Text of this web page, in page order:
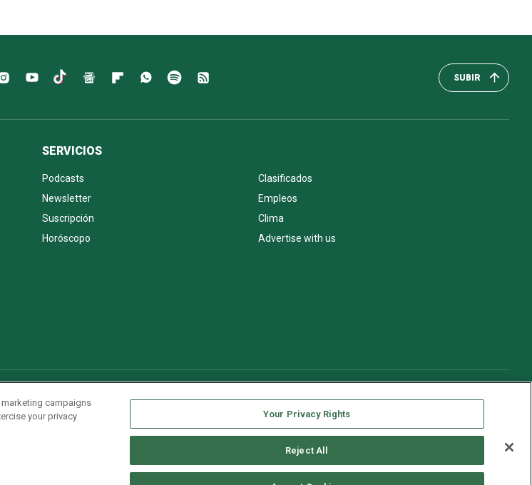
SUBIR
SERVICIOS
Podcasts
Clasificados
Newsletter
Empleos
Suscripción
Clima
Horóscopo
Advertise with us
us Newsletters Sitemap
campaigns
your privacy
Your Privacy Rights
Reject All